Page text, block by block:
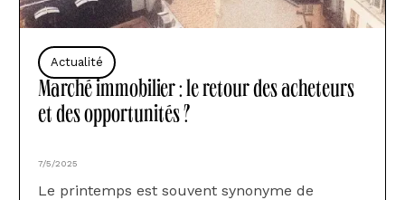
Actualité
Marché immobilier : le retour des acheteurs
et des opportunités ?
7/5/2025
Le printemps est souvent synonyme de